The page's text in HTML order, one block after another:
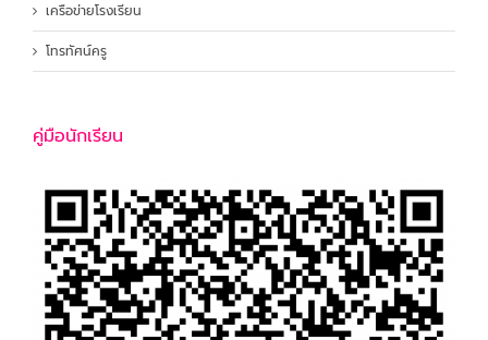
เครือข่ายโรงเรียน
โทรทัศน์ครู
คู่มือนักเรียน